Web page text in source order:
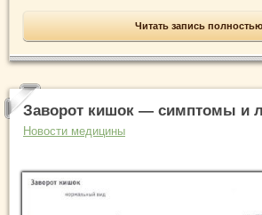
Читать запись полностью
Заворот кишок — симптомы и
Новости медицины